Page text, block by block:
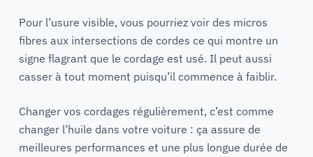
Pour l’usure visible, vous pourriez voir des micros
fibres aux intersections de cordes ce qui montre un
signe flagrant que le cordage est usé. Il peut aussi
casser à tout moment puisqu’il commence à faiblir.
Changer vos cordages régulièrement, c’est comme
changer l’huile dans votre voiture : ça assure de
meilleures performances et une plus longue durée de